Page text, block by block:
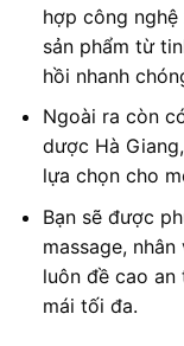
hợp công
sản phẩm từ
hồi nhanh
Ngoài ra còn
dược Hà
lựa chọn cho
Bạn sẽ được
massage,
luôn đề cao an
mái tối đa.